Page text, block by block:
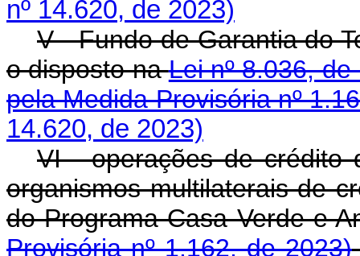
nº 14.620, de 2023)
V - Fundo de Garantia do
o disposto naLei nº 8.036,
pela Medida Provisória nº
14.620, de 2023)
VI - operações de crédito
organismos multilaterais de
do Programa Casa Verde
Provisória nº 1.162, de 2023)